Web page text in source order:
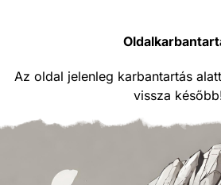
Az oldal jelenleg karbantartás
vissza